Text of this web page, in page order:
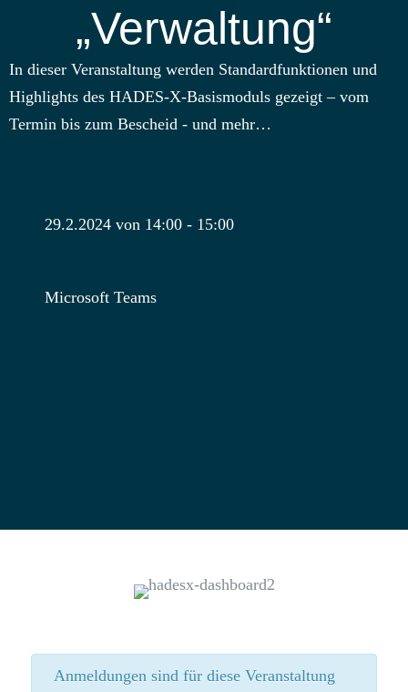
„Verwaltung“
In dieser Veranstaltung werden Standardfunktionen und
Highlights des HADES-X-Basismoduls gezeigt – vom
Termin bis zum Bescheid - und mehr…
29.2.2024 von 14:00 - 15:00
Microsoft Teams
Anmeldungen sind für diese Veranstaltung